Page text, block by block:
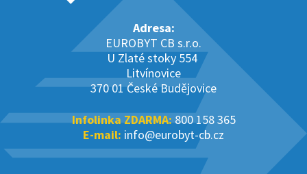
Adresa:
EUROBYT CB s.r.o.
U Zlaté stoky 554
Litvínovice
370 01 České Budějovice
Infolinka ZDARMA:800 158 365
E-mail: info@eurobyt-cb.cz